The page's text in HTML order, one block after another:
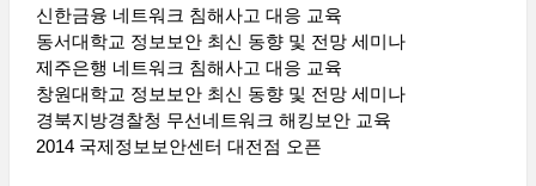
신한금융 네트워크 침해사고 대응 교육
동서대학교 정보보안 최신 동향 및 전망 세미나
제주은행 네트워크 침해사고 대응 교육
창원대학교 정보보안 최신 동향 및 전망 세미나
경북지방경찰청 무선네트워크 해킹보안 교육
2014 국제정보보안센터 대전점 오픈